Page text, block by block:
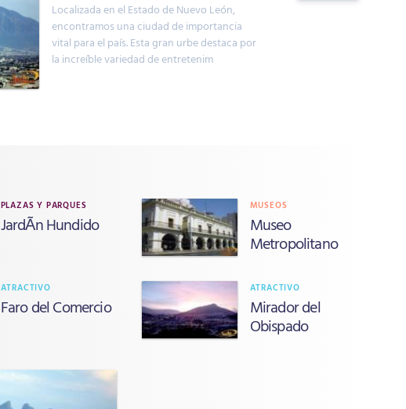
Localizada en el Estado de Nuevo León,
encontramos una ciudad de importancia
vital para el país. Esta gran urbe destaca por
la increíble variedad de entretenim
PLAZAS Y PARQUES
JardÃ­n Hundido
MUSEOS
Museo
Metropolitano
ATRACTIVO
Faro del Comercio
ATRACTIVO
Mirador del
Obispado